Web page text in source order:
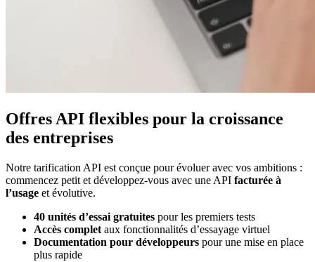
Offres API flexibles pour la croissance
des entreprises
Notre tarification API est conçue pour évoluer avec vos ambitions :
commencez petit et développez-vous avec une API facturée à
l’usage et évolutive.
40 unités d’essai gratuites pour les premiers tests
Accès complet aux fonctionnalités d’essayage virtuel
Documentation pour développeurs pour une mise en place
plus rapide